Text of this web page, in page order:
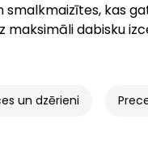
smalkmaizītes, kas
dabisku
un dzērieni